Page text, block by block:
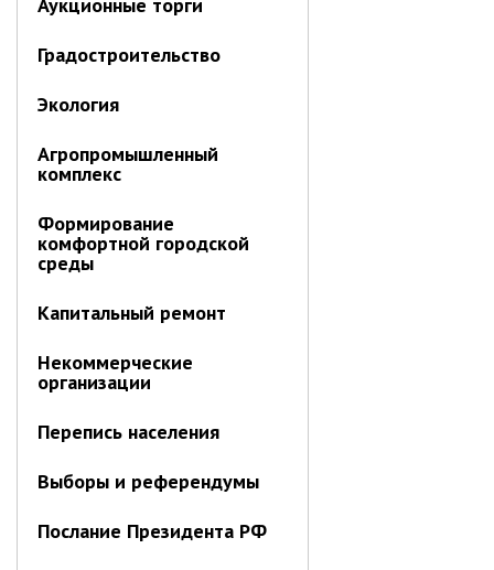
Публичные слушания
ПОСЛЕДНИЕ МАТЕРИАЛЫ
Последние материалы
(расширенное представление)
СВО
Градостроительство
Экология
Агропромышленный
комплекс
Формирование
комфортной городской
среды
Капитальный ремонт
Некоммерческие
организации
Перепись населения
Выборы и референдумы
Послание Президента РФ